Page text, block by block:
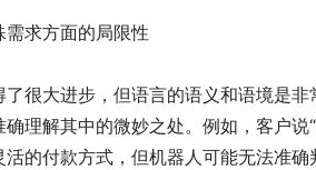
求方面的局限性
很大进步，但语言的语义和语境是
理解其中的微妙之处。例如，客户
的付款方式，但机器人可能无法准